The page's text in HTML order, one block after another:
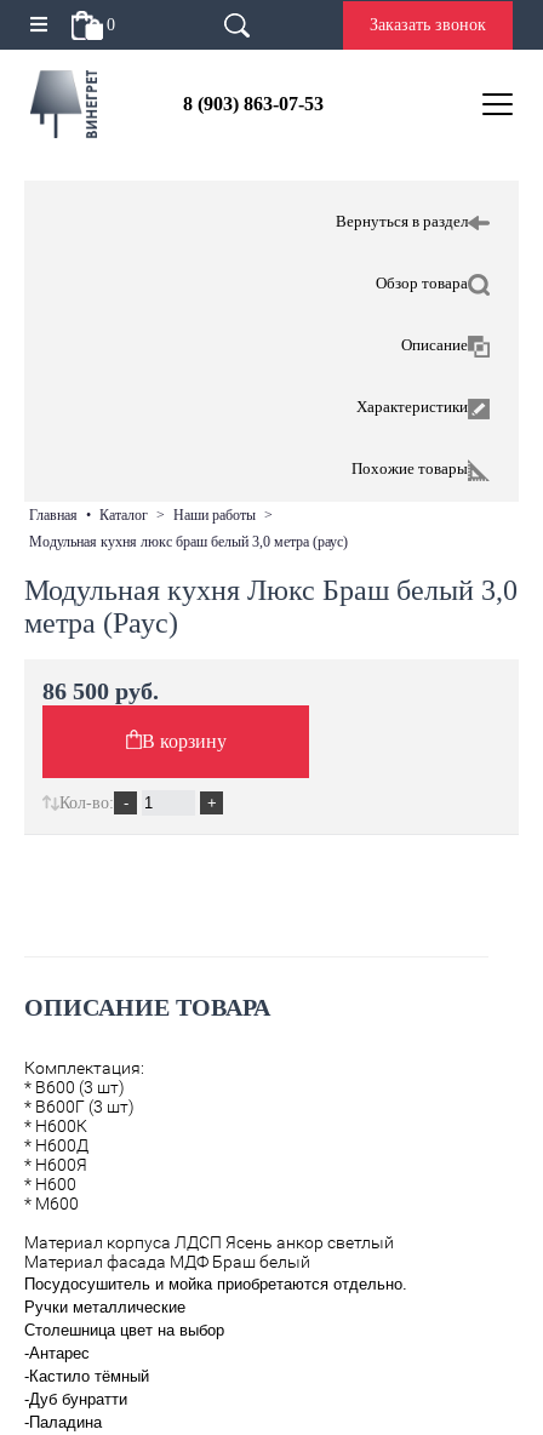
0 Заказать звонок
8 (903) 863-07-53
Вернуться в раздел
Обзор товара
Описание
Характеристики
Похожие товары
главная • каталог > наши работы >
модульная кухня люкс браш белый 3,0 метра (раус)
Модульная кухня Люкс Браш белый 3,0
метра (Раус)
ОПИСАНИЕ ТОВАРА
Комплектация:
* В600 (3 шт)
* В600Г (3 шт)
* Н600К
* Н600Д
* Н600Я
* Н600
* М600
Материал корпуса ЛДСП Ясень анкор светлый
Материал фасада МДФ Браш белый
Посудосушитель и мойка приобретаются отдельно.
Ручки металлические
Столешница цвет на выбор
-Антарес
-Кастило тёмный
-Дуб бунратти
-Паладина
86 500 руб.
В корзину
Кол-во: